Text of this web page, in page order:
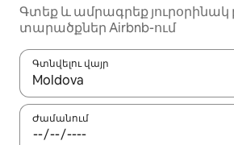
Գտեք և ամրագրեք յուրօրինակ
տարածքներ Airbnb-ում
Գտնվելու վայր
Երբ արդյունքները հասանելի
Ժամանում